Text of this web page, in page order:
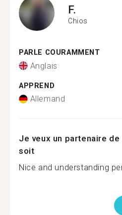
F.
Chios
PARLE COURAMMENT
Anglais
APPREND
Allemand
Je veux un partenaire
soit
Nice and understanding